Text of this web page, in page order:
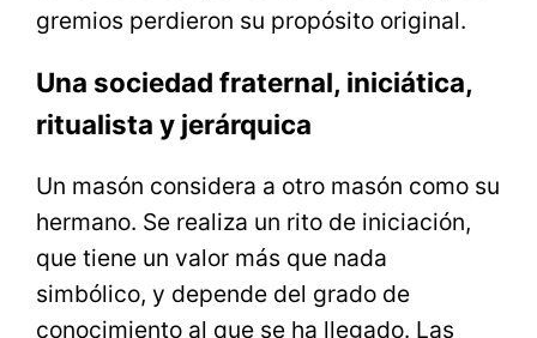
gremios perdieron su propósito original.
Una sociedad fraternal, iniciática,
ritualista y jerárquica
Un masón considera a otro masón como su
hermano. Se realiza un rito de iniciación,
que tiene un valor más que nada
simbólico, y depende del grado de
conocimiento al que se ha llegado. Las